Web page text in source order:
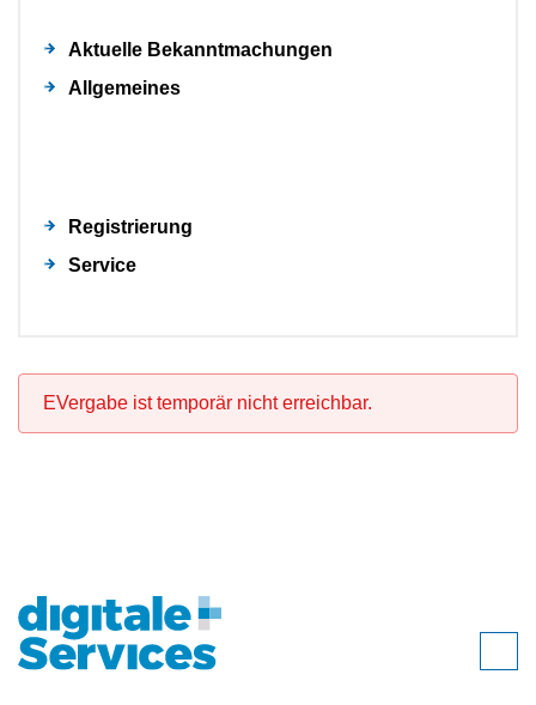
Aktuelle Bekanntmachungen
Allgemeines
Registrierung
Service
EVergabe ist temporär nicht erreichbar.